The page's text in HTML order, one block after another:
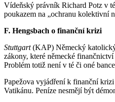
Vídeňský právník Richard Potz v
poukazem na „ochranu kolektivní
F. Hengsbach o finanční krizi
Stuttgart(KAP) Německý katolický
zákony, které německé
Problém totiž není v té či oné
Papežova vyjádření k finanční
Vatikánu. Peníze nesmějí být